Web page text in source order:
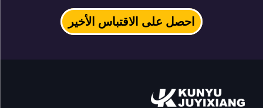
احصل على الاقتباس الأخير